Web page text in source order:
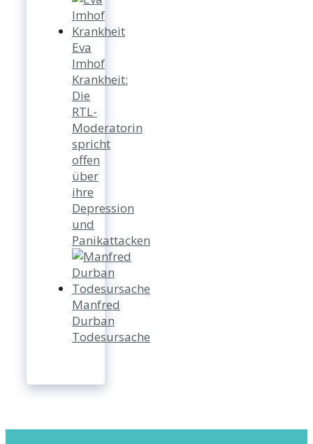
Eva
Imhof
Krankheit:
Die
RTL-
Moderatorin
spricht
offen
über
ihre
Depression
und
Panikattacken
Manfred
Durban
Todesursache